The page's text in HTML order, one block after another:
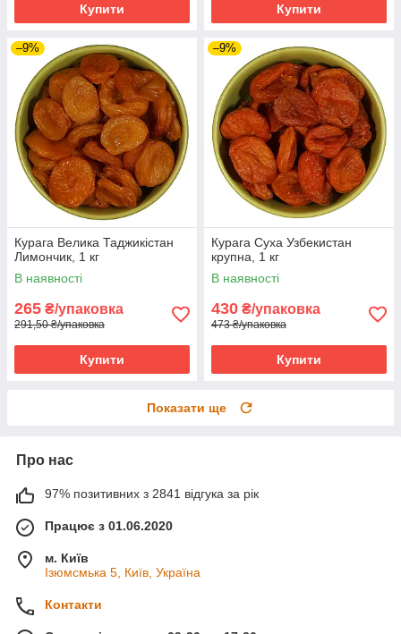
Купити Купити
–9%
Курага Велика Таджикістан
Лимончик, 1 кг
В наявності
265 ₴/упаковка
291,50 ₴/упаковка
Купити
–9%
Курага Суха Узбекистан
крупна, 1 кг
В наявності
430 ₴/упаковка
473 ₴/упаковка
Купити
Показати ще
Про нас
97% позитивних з 2841 відгука за рік
Працює з 01.06.2020
м. Київ
Ізюмсмька 5, Київ, Україна
Контакти